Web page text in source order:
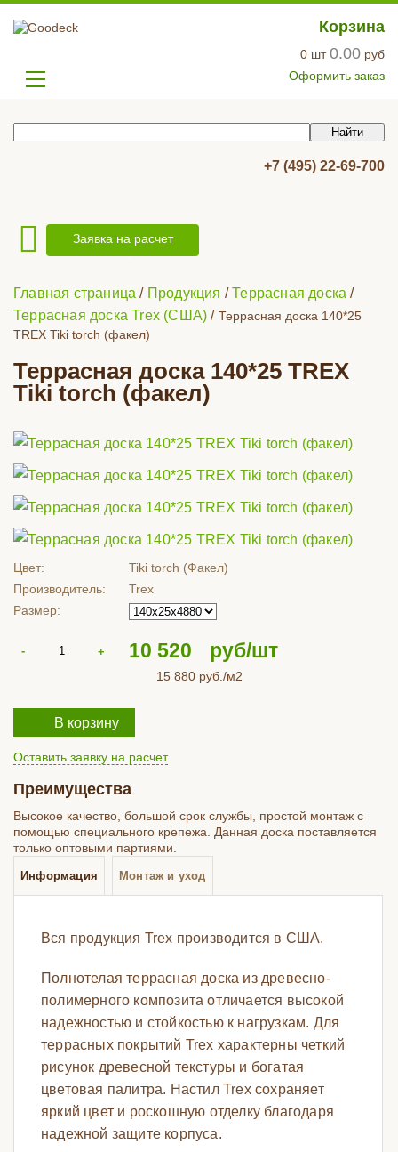
Корзина
0 шт0.00 руб
Оформить заказ
+7 (495) 22-69-700
Заявка на расчет
Главная страница / Продукция /Террасная доска /
Террасная доска Trex (США) / Террасная доска 140*25
TREX Tiki torch (факел)
Террасная доска 140*25 TREX
Tiki torch (факел)
Цвет:
Tiki torch (Факел)
Производитель:
Trex
Размер:
10 520 руб/шт
15 880руб./м2
В корзину
Оставить заявку на расчет
Преимущества
Высокое качество, большой срок службы, простой монтаж с
помощью специального крепежа. Данная доска поставляется
только оптовыми партиями.
Информация Монтаж и уход
Вся продукция Trex производится в США.
Полнотелая террасная доска из древесно-
полимерного композита отличается высокой
надежностью и стойкостью к нагрузкам. Для
террасных покрытий Trex характерны четкий
рисунок древесной текстуры и богатая
цветовая палитра. Настил Trex сохраняет
яркий цвет и роскошную отделку благодаря
надежной защите корпуса.